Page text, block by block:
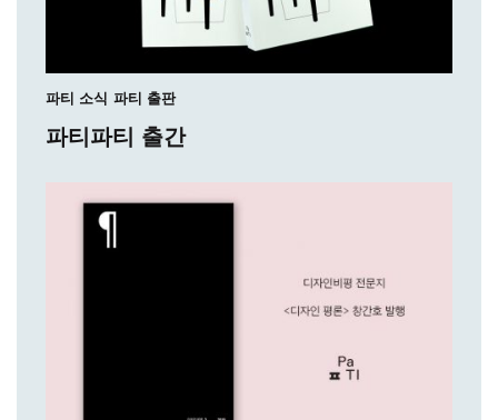
파티 소식 파티 출판
파티파티 출간